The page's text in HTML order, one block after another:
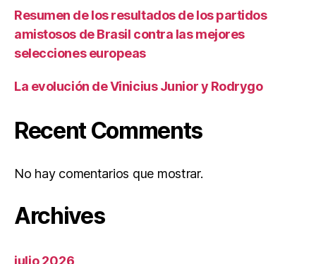
Resumen de los resultados de los partidos
amistosos de Brasil contra las mejores
selecciones europeas
La evolución de Vinicius Junior y Rodrygo
Recent Comments
No hay comentarios que mostrar.
Archives
julio 2026